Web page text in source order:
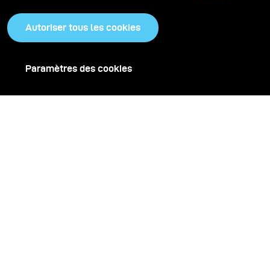
Autoriser tous les cookies
Paramètres des cookies